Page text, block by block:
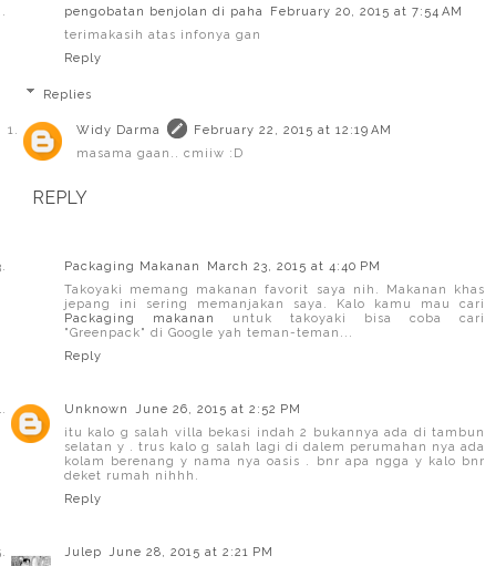
pengobatan benjolan di paha
February 20, 2015 at 7:54 AM
terimakasih atas infonya gan
Reply
Replies
Widy Darma
February 22, 2015 at 12:19 AM
masama gaan.. cmiiw :D
REPLY
Packaging Makanan
March 23, 2015 at 4:40 PM
Takoyaki memang makanan favorit saya nih. Makanan khas
jepang ini sering memanjakan saya. Kalo kamu mau cari
Packaging makanan
untuk takoyaki bisa coba cari
"Greenpack" di Google yah teman-teman...
Reply
Unknown
June 26, 2015 at 2:52 PM
itu kalo g salah villa bekasi indah 2 bukannya ada di tambun
selatan y . trus kalo g salah lagi di dalem perumahan nya ada
kolam berenang y nama nya oasis . bnr apa ngga y kalo bnr
deket rumah nihhh.
Reply
Julep June 28, 2015 at 2:21 PM